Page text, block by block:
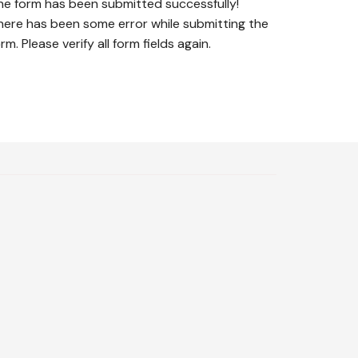
form has been submitted successfully!
has been some error while submitting the
Please verify all form fields again.